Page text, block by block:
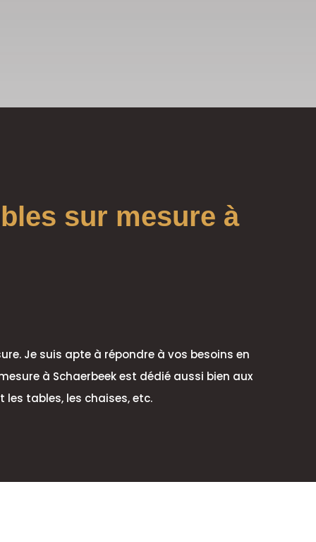
sur mesure à
Je suis apte à répondre à vos besoins en
à Schaerbeek est dédié aussi bien aux
tables, les chaises, etc.